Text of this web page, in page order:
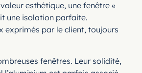
esthétique, une fenêtre «
une isolation parfaite.
exprimés par le client, toujours
fenêtres. Leur solidité,